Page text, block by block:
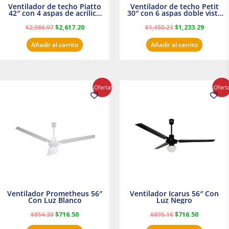
Ventilador de techo Piatto
42″ con 4 aspas de acrilico
transparente
$2,986.97 $2,617.20
Añadir al carrito
Ventilador de techo Petit
30″ con 6 aspas doble vista
Satinado Masterfan
$1,450.23 $1,233.29
Añadir al carrito
¡Oferta!
Ventilador Prometheus 56″
Con Luz Blanco
$854.30$716.50
precio
actual
Ventilador Icarus 56″ Con
Luz Negro
$895.16$716.50
precio
actual